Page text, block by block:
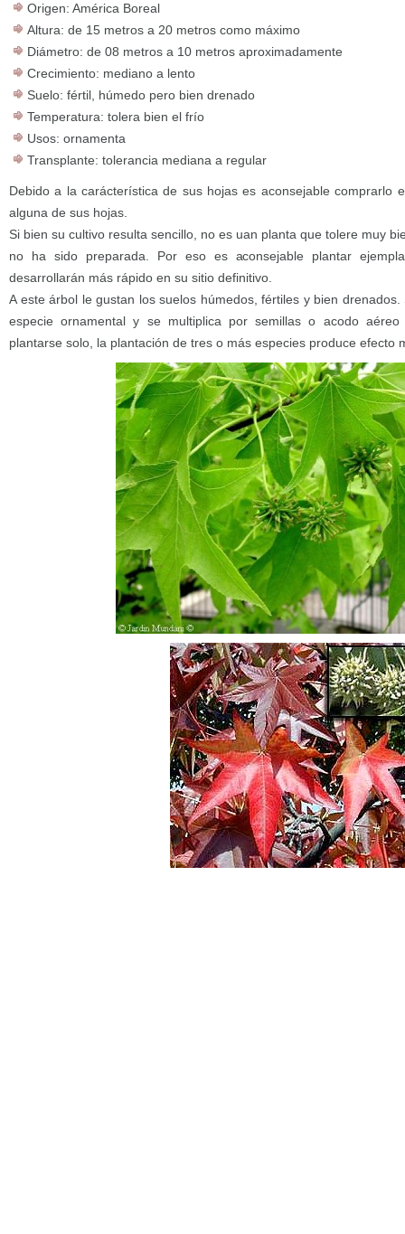
Origen: América Boreal
Altura: de 15 metros a 20 metros como máximo
Diámetro: de 08 metros a 10 metros aproximadamente
Crecimiento: mediano a lento
Suelo: fértil, húmedo pero bien drenado
Temperatura: tolera bien el frío
Usos: ornamenta
Transplante: tolerancia mediana a regular
Debido a la carácterística de sus hojas es aconsejable comprarlo
alguna de sus hojas.
Si bien su cultivo resulta sencillo, no es uan planta que tolere muy
no ha sido preparada. Por eso es aconsejable plantar
desarrollarán más rápido en su sitio definitivo.
A este árbol le gustan los suelos húmedos, fértiles y bien
especie ornamental y se multiplica por semillas o acodo
plantarse solo, la plantación de tres o más especies produce efecto